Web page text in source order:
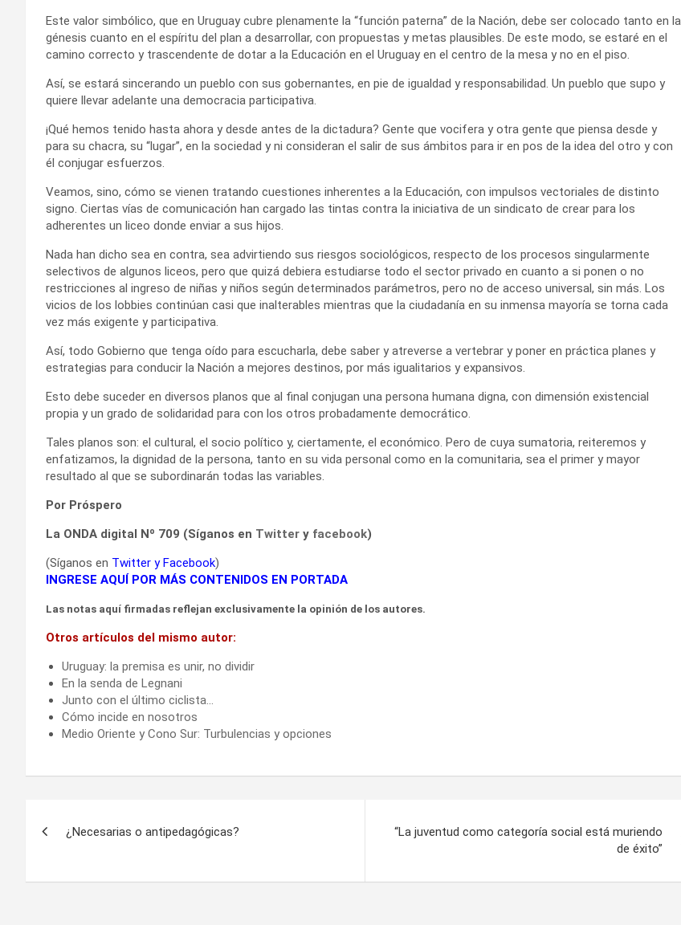
Este valor simbólico, que en Uruguay cubre plenamente la “función paterna” de la Nación, debe ser colocado tanto en la
génesis cuanto en el espíritu del plan a desarrollar, con propuestas y metas plausibles. De este modo, se estaré en el
camino correcto y trascendente de dotar a la Educación en el Uruguay en el centro de la mesa y no en el piso.
Así, se estará sincerando un pueblo con sus gobernantes, en pie de igualdad y responsabilidad. Un pueblo que supo y
quiere llevar adelante una democracia participativa.
¡Qué hemos tenido hasta ahora y desde antes de la dictadura? Gente que vocifera y otra gente que piensa desde y
para su chacra, su “lugar”, en la sociedad y ni consideran el salir de sus ámbitos para ir en pos de la idea del otro y con
él conjugar esfuerzos.
Veamos, sino, cómo se vienen tratando cuestiones inherentes a la Educación, con impulsos vectoriales de distinto
signo. Ciertas vías de comunicación han cargado las tintas contra la iniciativa de un sindicato de crear para los
adherentes un liceo donde enviar a sus hijos.
Nada han dicho sea en contra, sea advirtiendo sus riesgos sociológicos, respecto de los procesos singularmente
selectivos de algunos liceos, pero que quizá debiera estudiarse todo el sector privado en cuanto a si ponen o no
restricciones al ingreso de niñas y niños según determinados parámetros, pero no de acceso universal, sin más. Los
vicios de los lobbies continúan casi que inalterables mientras que la ciudadanía en su inmensa mayoría se torna cada
vez más exigente y participativa.
Así, todo Gobierno que tenga oído para escucharla, debe saber y atreverse a vertebrar y poner en práctica planes y
estrategias para conducir la Nación a mejores destinos, por más igualitarios y expansivos.
Esto debe suceder en diversos planos que al final conjugan una persona humana digna, con dimensión existencial
propia y un grado de solidaridad para con los otros probadamente democrático.
Tales planos son: el cultural, el socio político y, ciertamente, el económico. Pero de cuya sumatoria, reiteremos y
enfatizamos, la dignidad de la persona, tanto en su vida personal como en la comunitaria, sea el primer y mayor
resultado al que se subordinarán todas las variables.
Por Próspero
La ONDA digital Nº 709 (Síganos en Twitter y facebook)
(Síganos en Twitter yFacebook)
INGRESE AQUÍ POR MÁS CONTENIDOS EN PORTADA
Las notas aquí firmadas reflejan exclusivamente la opinión de los autores.
Otros artículos del mismo autor:
Uruguay: la premisa es unir, no dividir
En la senda de Legnani
Junto con el último ciclista…
Cómo incide en nosotros
Medio Oriente y Cono Sur: Turbulencias y opciones
entradas
¿Necesarias o antipedagógicas?
“La juventud como categoría social está muriendo
de éxito”